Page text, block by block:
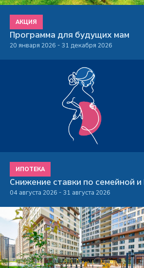
АКЦИЯ
Программа для будущих мам
20 января 2026 - 31 декабря 2026
ИПОТЕКА
Снижение ставки по семейной и
04 августа 2026 - 31 августа 2026